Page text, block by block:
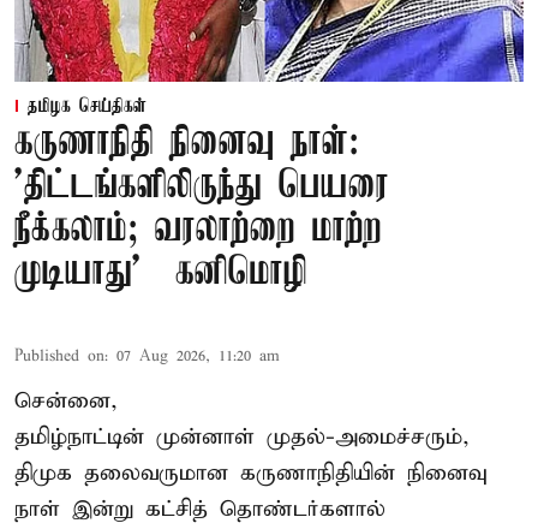
தமிழக செய்திகள்
கருணாநிதி நினைவு நாள்:
'திட்டங்களிலிருந்து பெயரை
நீக்கலாம்; வரலாற்றை மாற்ற
முடியாது' – கனிமொழி
Published on: 07 Aug 2026, 11:20 am
சென்னை,
தமிழ்நாட்டின் முன்னாள் முதல்-அமைச்சரும்,
திமுக தலைவருமான கருணாநிதியின் நினைவு
நாள் இன்று கட்சித் தொண்டர்களால்